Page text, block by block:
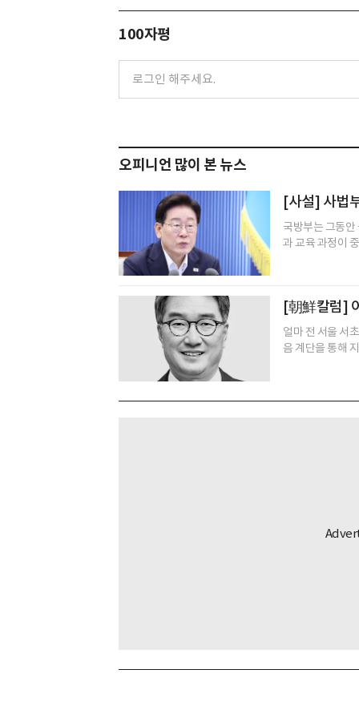
100자평
오피니언 많이 본 뉴스
[사설] 사법
국방부는 그동안
과 교육 과정이
[朝鮮칼럼]
얼마 전 서울 서
음 계단을 통해